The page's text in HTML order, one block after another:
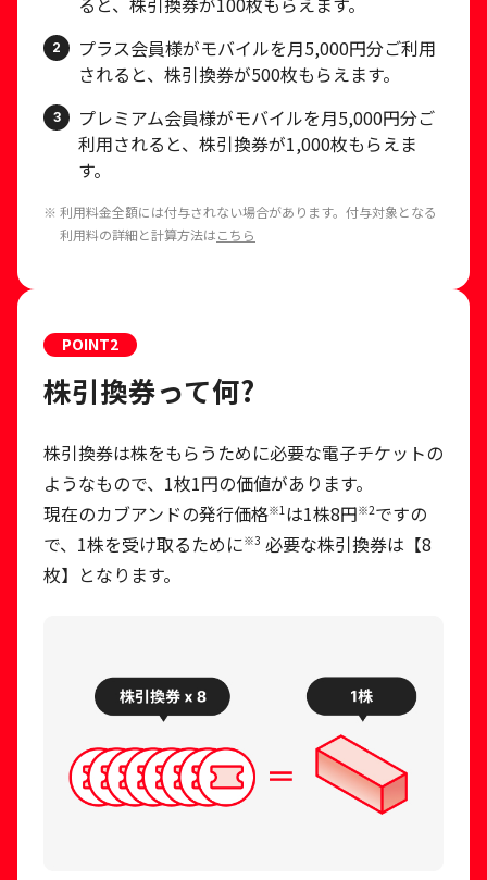
2
プラス会員様がモバイルを月5,000円分ご利用
されると、株引換券が500枚もらえます。
3
プレミアム会員様がモバイルを月5,000円分ご
利用されると、株引換券が1,000枚もらえま
す。
※ 利用料金全額には付与されない場合があります。付与対象となる
利用料の詳細と計算方法はこちら
POINT2
株引換券って何?
株引換券は株をもらうために必要な電子チケットの
ようなもので、1枚1円の価値があります。
現在のカブアンドの発行価格※1 は1株8円※2ですの
で、1株を受け取るために※3 必要な株引換券は【8
枚】となります。